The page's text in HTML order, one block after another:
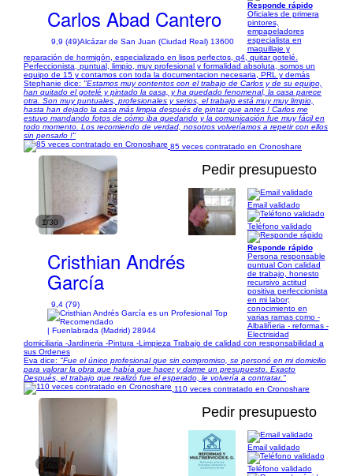
Carlos Abad Cantero
9,9 (49)Alcázar de San Juan (Ciudad Real) 13600
Responde rápido
Oficiales de primera
pintores,
empapeladores
especialista en
maquillaje y
reparación de hormigón, especializado en lisos perfectos, q4, quitar gotelé.
Perfeccionista, puntual, limpio, muy profesional y formalidad absoluta, somos un
equipo de 15 y contamos con toda la documentacion necesaria, PRL y demás
Stephanie dice: "Estamos muy contentos con el trabajo de Carlos y de su equipo,
han quitado el gotelé y pintado la casa, y ha quedado fenomenal, la casa parece
otra. Son muy puntuales, profesionales y serios, el trabajo está muy muy limpio,
hasta han dejado la casa más limpia después de pintar que antes ! Carlos me
estuvo mandando fotos de cómo iba quedando y la comunicación fue muy fácil en
todo momento. Los recomiendo de verdad, nosotros volveríamos a repetir con ellos
sin pensarlo !"
85 veces contratado en Cronoshare
1/30
Pedir presupuesto
Cristhian Andrés
García
9,4 (79)
| Fuenlabrada (Madrid) 28944
Email validado
Teléfono validado
Responde rápido
Persona responsable
puntual Con calidad
de trabajo, honesto
recursivo actitud
positiva perfeccionista
en mi labor;
conocimiento en
varias ramas como -
Albaliñeria - reformas -
Electrisidad
domiciliaria -Jardineria -Pintura -Limpieza Trabajo de calidad con responsabilidad a
sus Ordenes
Eva dice: "Fue el único profesional que sin compromiso, se personó en mi domicilio
para valorar la obra que había que hacer y darme un presupuesto. Exacto
Después, el trabajo que realizó fue el esperado, le volvería a contratar."
110 veces contratado en Cronoshare
1/76
Pedir presupuesto
Email validado
Teléfono validado